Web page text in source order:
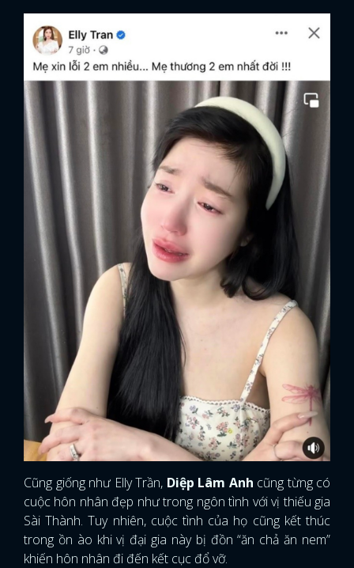
Cũng giống như Elly Trần, Diệp Lâm Anh cũng từng có
cuộc hôn nhân đẹp như trong ngôn tình với vị thiếu gia
Sài Thành. Tuy nhiên, cuộc tình của họ cũng kết thúc
trong ồn ào khi vị đại gia này bị đồn “ăn chả ăn nem”
khiến hôn nhân đi đến kết cục đổ vỡ.